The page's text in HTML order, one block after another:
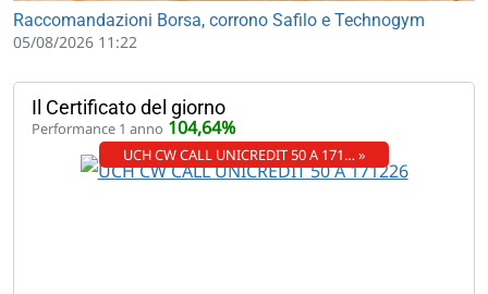
Raccomandazioni Borsa, corrono Safilo e Technogym
05/08/2026 11:22
Il Certificato del giorno
Performance 1 anno 104,64%
UCH CW CALL UNICREDIT 50 A 171… »